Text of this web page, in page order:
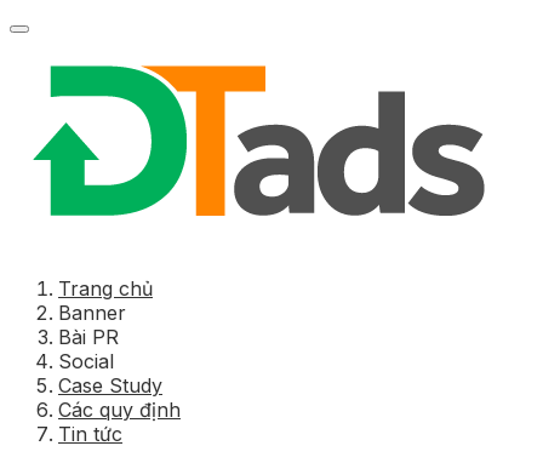
Trang chủ
Banner
Bài PR
Social
Case Study
Các quy định
Tin tức